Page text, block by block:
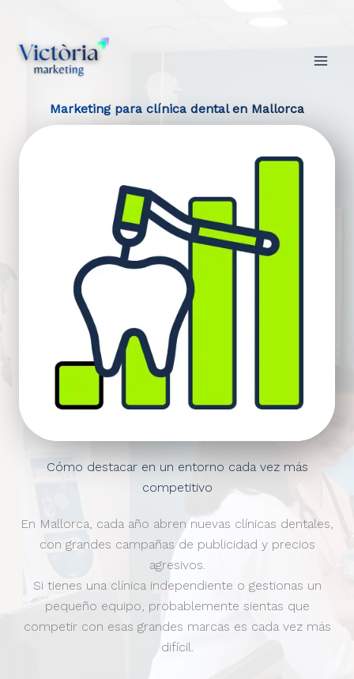
contenido
Marketing para clínica dental en Mallorca
Cómo destacar en un entorno cada vez más
competitivo
En Mallorca, cada año abren nuevas clínicas dentales,
con grandes campañas de publicidad y precios
agresivos.
Si tienes una clínica independiente o gestionas un
pequeño equipo, probablemente sientas que
competir con esas grandes marcas es cada vez más
difícil.